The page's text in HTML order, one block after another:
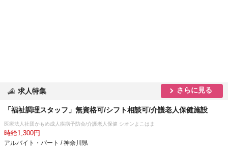
求人特集 さらに見る
「福祉調理スタッフ」無資格可/シフト相談可/介護老人保健施設
医療法人社団かもめ成人疾病予防会/介護老人保健 シオンよこはま
時給1,300円
アルバイト・パート / 神奈川県